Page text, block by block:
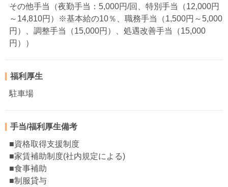
その他手当（夜勤手当：5,000円/回、特別手当（12,000円
～14,810円）※基本給の10％、職務手当（1,500円～5,000
円）、調整手当（15,000円）、処遇改善手当（15,000
円））
福利厚生
駐車場
手当/福利厚生備考
■資格取得支援制度
■家賃補助制度(社内規定による)
■食事補助
■制服貸与